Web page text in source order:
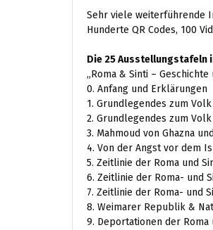
Sehr viele weiterführende
Hunderte QR Codes, 100
Die 25 Ausstellungstafeln
„Roma & Sinti – Geschichte
0. Anfang und Erklärungen
1. Grundlegendes zum
2. Grundlegendes zum
3. Mahmoud von Ghazna
4. Von der Angst vor dem
5. Zeitlinie der Roma und
6. Zeitlinie der Roma- und
7. Zeitlinie der Roma- und
8. Weimarer Republik &
9. Deportationen der Roma